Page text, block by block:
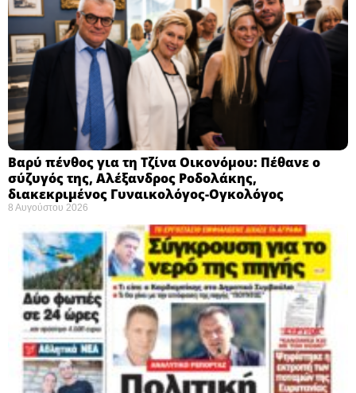
Βαρύ πένθος για τη Τζίνα Οικονόμου: Πέθανε ο
σύζυγός της, Αλέξανδρος Ροδολάκης,
διακεκριμένος Γυναικολόγος-Ογκολόγος
8 Αυγούστου 2026